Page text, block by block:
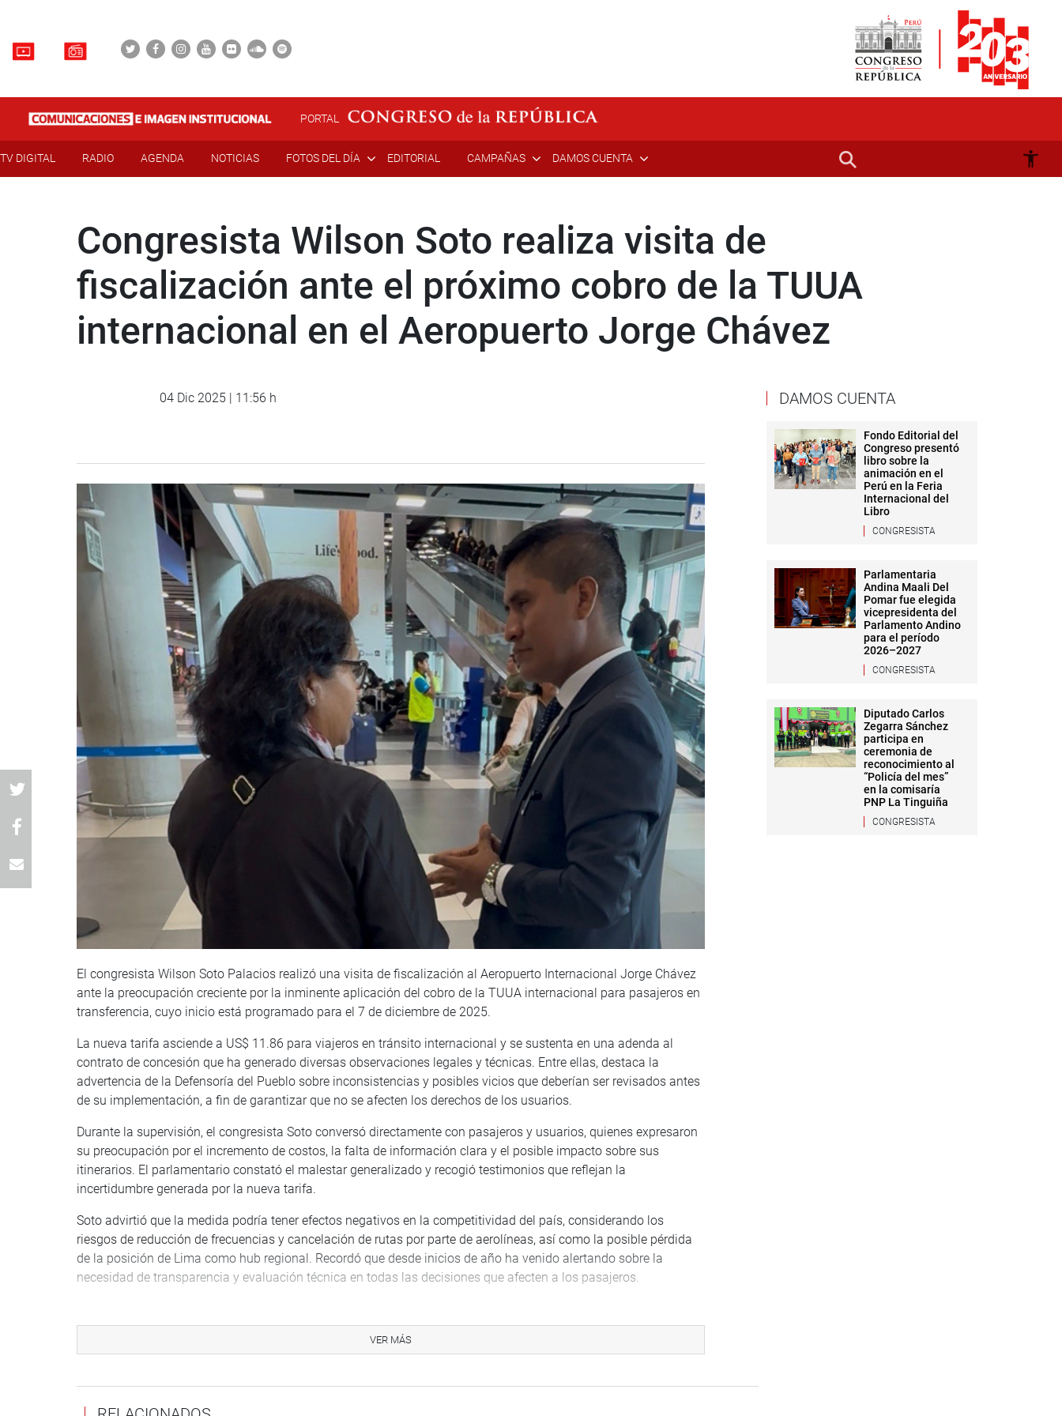
PORTAL
TV DIGITAL RADIO AGENDA NOTICIAS FOTOS DEL DÍA EDITORIAL CAMPAÑAS DAMOS CUENTA
Congresista Wilson Soto realiza visita de
fiscalización ante el próximo cobro de la TUUA
internacional en el Aeropuerto Jorge Chávez
04 Dic 2025 | 11:56 h
El congresista Wilson Soto Palacios realizó una visita de fiscalización al Aeropuerto Internacional Jorge Chávez
ante la preocupación creciente por la inminente aplicación del cobro de la TUUA internacional para pasajeros en
transferencia, cuyo inicio está programado para el 7 de diciembre de 2025.
La nueva tarifa asciende a US$ 11.86 para viajeros en tránsito internacional y se sustenta en una adenda al
contrato de concesión que ha generado diversas observaciones legales y técnicas. Entre ellas, destaca la
advertencia de la Defensoría del Pueblo sobre inconsistencias y posibles vicios que deberían ser revisados antes
de su implementación, a fin de garantizar que no se afecten los derechos de los usuarios.
Durante la supervisión, el congresista Soto conversó directamente con pasajeros y usuarios, quienes expresaron
su preocupación por el incremento de costos, la falta de información clara y el posible impacto sobre sus
itinerarios. El parlamentario constató el malestar generalizado y recogió testimonios que reflejan la
incertidumbre generada por la nueva tarifa.
Soto advirtió que la medida podría tener efectos negativos en la competitividad del país, considerando los
riesgos de reducción de frecuencias y cancelación de rutas por parte de aerolíneas, así como la posible pérdida
de la posición de Lima como hub regional. Recordó que desde inicios de año ha venido alertando sobre la
necesidad de transparencia y evaluación técnica en todas las decisiones que afecten a los pasajeros.
competitividad del aeropuerto y del país. Nuestra labor es fiscalizar y exigir claridad en cualquier medida que
afecte a miles de usuarios”, declaró Soto, quien también fue presidente de la Comisión de Defensa del
VER MÁS
DAMOS CUENTA
Fondo Editorial del
Congreso presentó
libro sobre la
animación en el
Perú en la Feria
Internacional del
Libro
CONGRESISTA
Parlamentaria
Andina Maali Del
Pomar fue elegida
vicepresidenta del
Parlamento Andino
para el período
2026–2027
CONGRESISTA
Diputado Carlos
Zegarra Sánchez
participa en
ceremonia de
reconocimiento al
“Policía del mes”
en la comisaría
PNP La Tinguiña
CONGRESISTA